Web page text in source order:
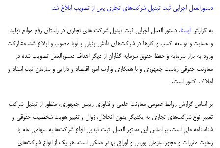
دستورالعمل اجرایی ثبت تبدیل شرکت‌های تجاری پس از تصویب ابلاغ شد.
به گزارشایسنا، دستور العمل اجرایی ثبت تبدیل شرکت های تجاری در راستای رفع موانع تولید
و حمایت و توسعه کسب و کارها در شرکت‌های دانش بنیان و نوپا مصوب و ابلاغ شد. مشارکت
ورود به بازار سرمایه و حفظ حقوق سرمایه گذاران از دیگر اهداف دستورالعمل تصویب شده در
معاونت حقوقی ریاست جمهوری و با همکاری وزارت امور اقتصاد و دارایی و سازمان ثبت اسناد و
املاک کشور است.
بر اساس گزارش روابط عمومی معاونت علمی و فناوری رییس جمهوری، منظور از تبدیل شرکت
تغییر نوع شرکت‌های تجاری به یکدیگر بدون انحلال، زوال و تغییر هویت شخصیت حقوقی و
شناسنامه ملی است. بر اساس این دستور العمل، ثبت تبدیل انواع شرکت‌ها به سهامی عام با
رعایت مقررات و مجور سازمان بورس و اوراق بهادر ممکن است. هر یک از انواع شرکت‌های